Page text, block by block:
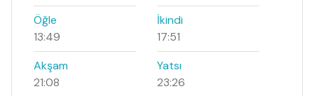
Öğle
13:49
İkindi
17:51
Akşam
21:08
Yatsı
23:26